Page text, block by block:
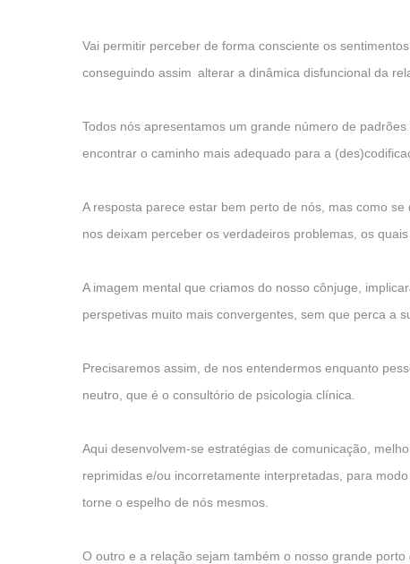
Vai permitir perceber de forma consciente os
conseguindo assim alterar a dinâmica disfuncional da
Todos nós apresentamos um grande número de
encontrar o caminho mais adequado para a
A resposta parece estar bem perto de nós, mas como
nos deixam perceber os verdadeiros problemas, os
A imagem mental que criamos do nosso cônjuge,
perspetivas muito mais convergentes, sem que perca a
Precisaremos assim, de nos entendermos enquanto
neutro, que é o consultório de psicologia clínica.
Aqui desenvolvem-se estratégias de comunicação,
reprimidas e/ou incorretamente interpretadas, para
torne o espelho de nós mesmos.
O outro e a relação sejam também o nosso grande